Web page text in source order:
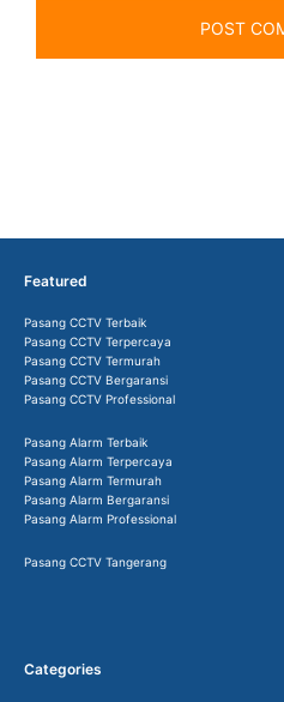
Featured
Pasang CCTV Terbaik
Pasang CCTV Terpercaya
Pasang CCTV Termurah
Pasang CCTV Bergaransi
Pasang CCTV Professional
Pasang Alarm Terbaik
Pasang Alarm Terpercaya
Pasang Alarm Termurah
Pasang Alarm Bergaransi
Pasang Alarm Professional
Pasang CCTV Tangerang
Categories